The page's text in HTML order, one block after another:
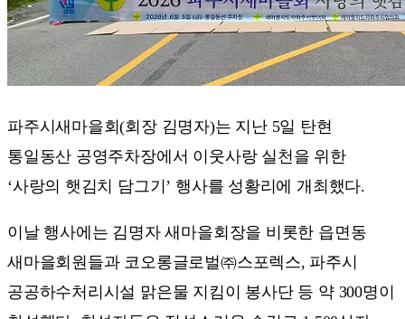
파주시새마을회(회장 김명자)는 지난 5일 탄현
통일동산 공영주차장에서 이웃사랑 실천을 위한
‘사랑의 햇김치 담그기’ 행사를 성황리에 개최했다.
이날 행사에는 김명자 새마을회장을 비롯한 읍면동
새마을회원들과 코오롱글로벌㈜스포렉스, 파주시
공공하수처리시설 맑은물 지킴이 봉사단 등 약 300명이